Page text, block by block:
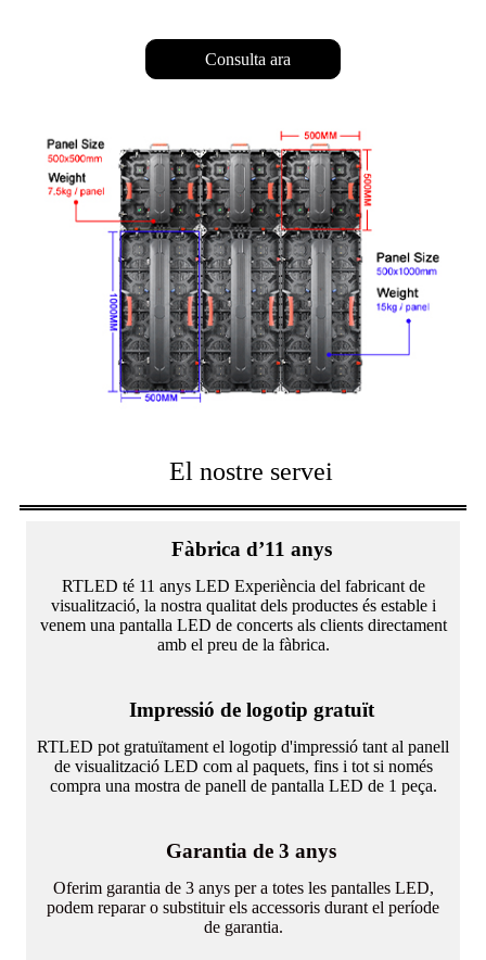
Consulta ara
El nostre servei
Fàbrica d’11 anys
RTLED té 11 anys LED Experiència del fabricant de
visualització, la nostra qualitat dels productes és estable i
venem una pantalla LED de concerts als clients directament
amb el preu de la fàbrica.
Impressió de logotip gratuït
RTLED pot gratuïtament el logotip d'impressió tant al panell
de visualització LED com al paquets, fins i tot si només
compra una mostra de panell de pantalla LED de 1 peça.
Garantia de 3 anys
Oferim garantia de 3 anys per a totes les pantalles LED,
podem reparar o substituir els accessoris durant el període
de garantia.